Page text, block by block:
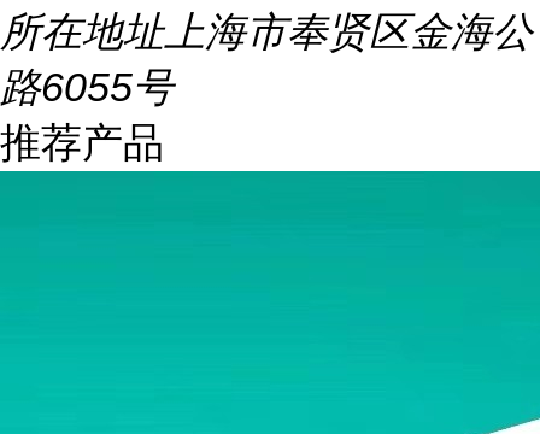
所在地址上海市奉贤区金海公
路6055号
推荐产品